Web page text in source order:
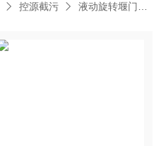
控源截污 液动旋转堰门